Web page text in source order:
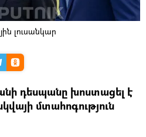
լուսանկար
դեսպանը խոստացել է
մտահոգություն